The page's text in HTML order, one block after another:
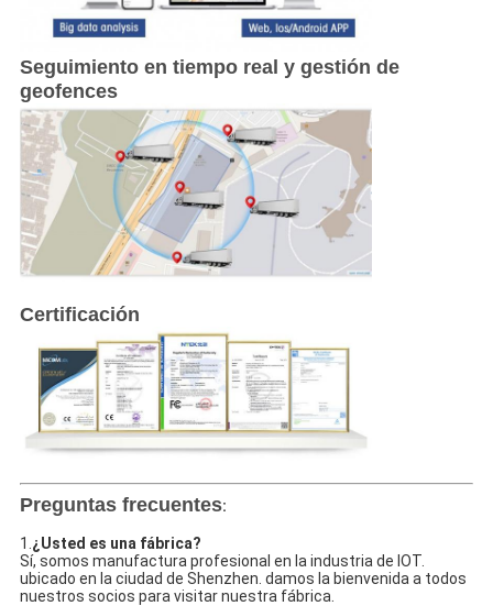
Seguimiento en tiempo real y gestión de
geofences
Certificación
Preguntas frecuentes:
1. ¿Usted es una fábrica?
Sí, somos manufactura profesional en la industria de IOT.
ubicado en la ciudad de Shenzhen. damos la bienvenida a todos
nuestros socios para visitar nuestra fábrica.